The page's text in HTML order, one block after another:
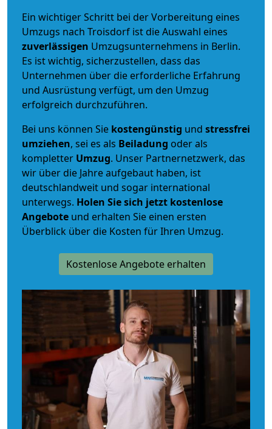
Ein wichtiger Schritt bei der Vorbereitung eines
Umzugs nach Troisdorf ist die Auswahl eines
zuverlässigen Umzugsunternehmens in Berlin.
Es ist wichtig, sicherzustellen, dass das
Unternehmen über die erforderliche Erfahrung
und Ausrüstung verfügt, um den Umzug
erfolgreich durchzuführen.
Bei uns können Sie kostengünstig und stressfrei
umziehen, sei es als Beiladung oder als
kompletter Umzug. Unser Partnernetzwerk, das
wir über die Jahre aufgebaut haben, ist
deutschlandweit und sogar international
unterwegs. Holen Sie sich jetzt kostenlose
Angebote und erhalten Sie einen ersten
Überblick über die Kosten für Ihren Umzug.
Kostenlose Angebote erhalten